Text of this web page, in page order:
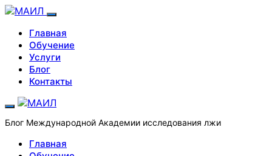
Главная
Обучение
Услуги
Блог
Контакты
Блог Международной Академии исследования лжи
Главная